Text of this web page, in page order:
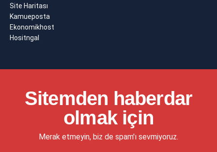
Site Haritası
Kamueposta
Ekonomikhost
Hositngal
Sitemden haberdar
olmak için
Merak etmeyin, biz de spam'ı sevmiyoruz.